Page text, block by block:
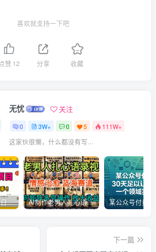
喜欢就支持一下吧
点赞 12 分享 收藏
无忧 关注
0 3W+ 0 5 111W+
这家伙很懒，什么都没有写...
游戏高利润项目，日收益1k+，全自动，无需值守，解放双手，小白轻松上手【揭秘】 AI制作老男人扎心语录，5分钟一条，操作简单，流量非常大，保姆级教程
下一篇